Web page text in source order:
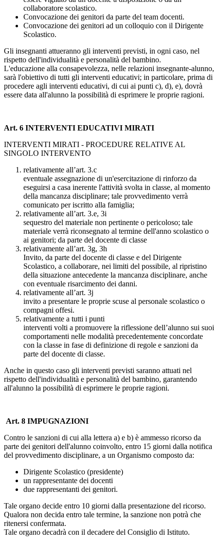
collaboratore scolastico.
Convocazione dei genitori da parte del team docenti.
Convocazione dei genitori ad un colloquio con il Dirigente
Scolastico.
Gli insegnanti attueranno gli interventi previsti, in ogni caso, nel
rispetto dell'individualità e personalità del bambino.
L'educazione alla consapevolezza, nelle relazioni insegnante-alunno,
sarà l'obiettivo di tutti gli interventi educativi; in particolare, prima di
procedere agli interventi educativi, di cui ai punti c), d), e), dovrà
essere data all'alunno la possibilità di esprimere le proprie ragioni.
Art. 6 INTERVENTI EDUCATIVI MIRATI
INTERVENTI MIRATI - PROCEDURE RELATIVE AL
SINGOLO INTERVENTO
relativamente all’art. 3.c
eventuale assegnazione di un'esercitazione di rinforzo da
eseguirsi a casa inerente l'attività svolta in classe, al momento
della mancanza disciplinare; tale provvedimento verrà
comunicato per iscritto alla famiglia;
relativamente all’art. 3.e, 3i
sequestro del materiale non pertinente o pericoloso; tale
materiale verrà riconsegnato al termine dell'anno scolastico o
ai genitori; da parte del docente di classe
relativamente all’art. 3g, 3h
Invito, da parte del docente di classe e del Dirigente
Scolastico, a collaborare, nei limiti del possibile, al ripristino
della situazione antecedente la mancanza disciplinare, anche
con eventuale risarcimento dei danni.
relativamente all’art. 3j
invito a presentare le proprie scuse al personale scolastico o
compagni offesi.
relativamente a tutti i punti
interventi volti a promuovere la riflessione dell’alunno sui suoi
comportamenti nelle modalità precedentemente concordate
con la classe in fase di definizione di regole e sanzioni da
parte del docente di classe.
Anche in questo caso gli interventi previsti saranno attuati nel
rispetto dell'individualità e personalità del bambino, garantendo
all'alunno la possibilità di esprimere le proprie ragioni.
Art. 8 IMPUGNAZIONI
Contro le sanzioni di cui alla lettera a) e b) è ammesso ricorso da
parte dei genitori dell'alunno coinvolto, entro 15 giorni dalla notifica
del provvedimento disciplinare, a un Organismo composto da:
Dirigente Scolastico (presidente)
un rappresentante dei docenti
due rappresentanti dei genitori.
Tale organo decide entro 10 giorni dalla presentazione del ricorso.
Qualora non decida entro tale termine, la sanzione non potrà che
ritenersi confermata.
Tale organo decadrà con il decadere del Consiglio di Istituto.